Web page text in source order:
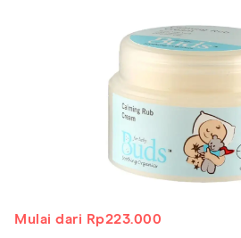
Mulai dari Rp223.000